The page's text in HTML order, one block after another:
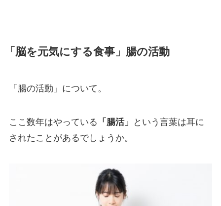
「脳を元気にする食事」腸の活動
「腸の活動」について。
ここ数年はやっている 「腸活」
という言葉は耳に
されたことがあるでしょうか。